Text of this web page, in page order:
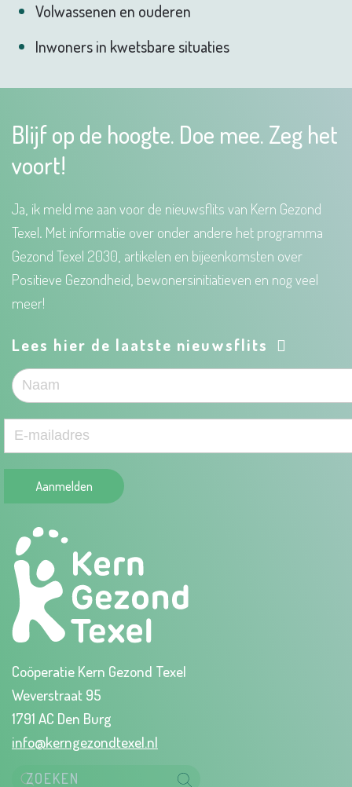
Volwassenen en ouderen
Inwoners in kwetsbare situaties
Blijf op de hoogte. Doe mee. Zeg het
voort!
Ja, ik meld me aan voor de nieuwsflits van Kern Gezond
Texel. Met informatie over onder andere het programma
Gezond Texel 2030, artikelen en bijeenkomsten over
Positieve Gezondheid, bewonersinitiatieven en nog veel
meer!
Lees hier de laatste nieuwsflits
Aanmelden
Coöperatie Kern Gezond Texel
Weverstraat 95
1791 AC Den Burg
info@kerngezondtexel.nl